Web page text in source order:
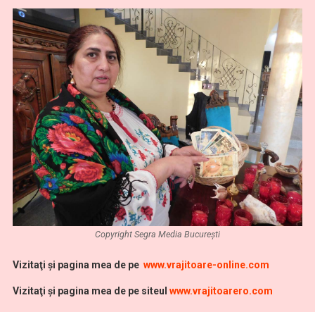
Copyright Segra Media București
Vizitaţi şi pagina mea de pe www.vrajitoare-online.com
Vizitaţi şi pagina mea de pe siteul www.vrajitoarero.com